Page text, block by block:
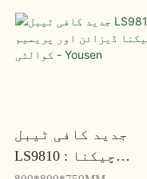
جدید کافی ٹیبل
LS9810 : چیکنا